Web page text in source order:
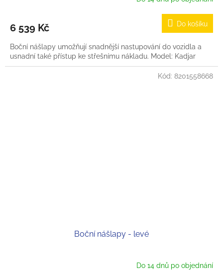
6 539 Kč Do košíku
Boční nášlapy umožňují snadnější nastupování do vozidla a
usnadní také přístup ke střešnímu nákladu. Model: Kadjar
Boční nášlapy - levé
Do 14 dnů po objednání
Kód: 8201558668